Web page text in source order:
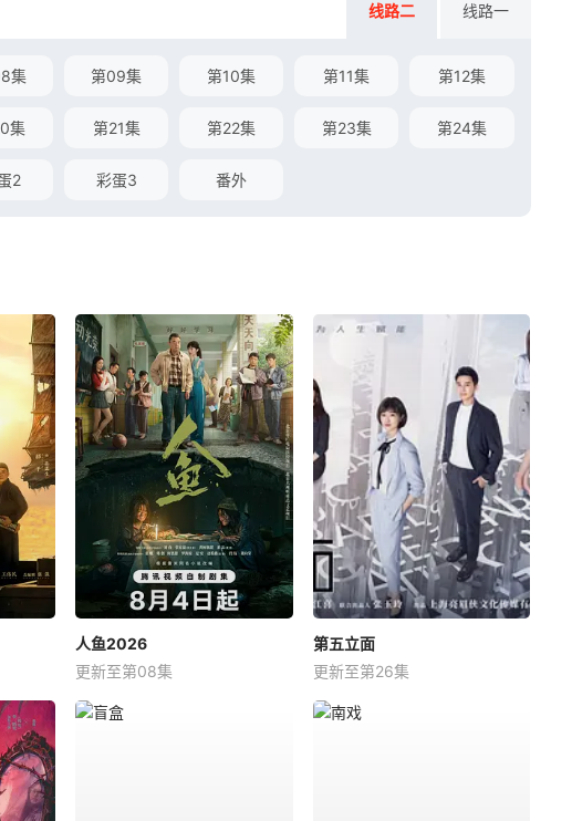
线路二 线路一
集 第09集 第10集 第11集 第12集
集 第21集 第22集 第23集 第24集
2 彩蛋3 番外
人鱼2026
更新至第08集
第五立面
更新至第26集